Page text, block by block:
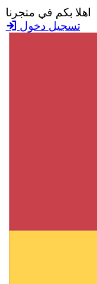
اهلا بكم في متجرنا
تسجيل دخول